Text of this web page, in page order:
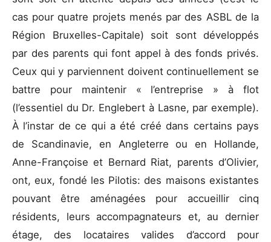
cas pour quatre projets menés par des ASBL de la
Région Bruxelles-Capitale) soit sont développés
par des parents qui font appel à des fonds privés.
Ceux qui y parviennent doivent continuellement se
battre pour maintenir « l’entreprise » à flot
(l’essentiel du Dr. Englebert à Lasne, par exemple).
À l’instar de ce qui a été créé dans certains pays
de Scandinavie, en Angleterre ou en Hollande,
Anne-Françoise et Bernard Riat, parents d’Olivier,
ont, eux, fondé les Pilotis: des maisons existantes
pouvant être aménagées pour accueillir cinq
résidents, leurs accompagnateurs et, au dernier
étage, des locataires valides d’accord pour